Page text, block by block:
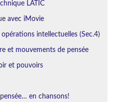
LATIC
avec iMovie
opérations intellectuelles (Sec.4)
et mouvements de pensée
et pouvoirs
en chansons!